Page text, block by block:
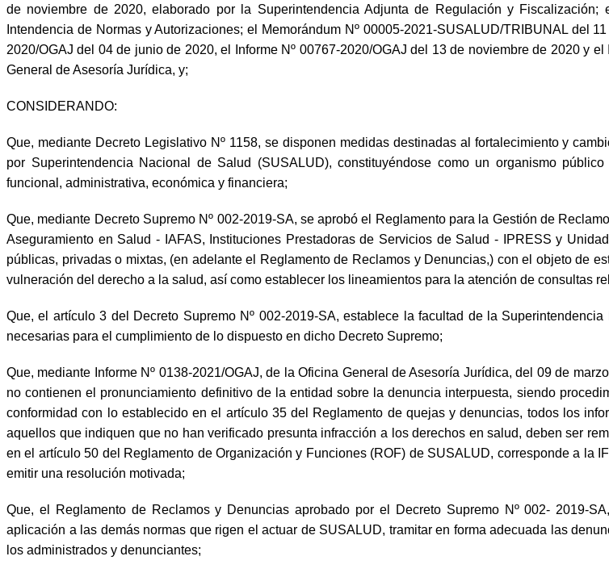
de noviembre de 2020, elaborado por la Superintendencia Adjunta de Regulación y
Intendencia de Normas y Autorizaciones; el Memorándum Nº 00005-2021-SUSALUD/TRIBUNAL del
2020/OGAJ del 04 de junio de 2020, el Informe Nº 00767-2020/OGAJ del 13 de noviembre de 2020 y
General de Asesoría Jurídica, y;
CONSIDERANDO:
Que, mediante Decreto Legislativo Nº 1158, se disponen medidas destinadas al fortalecimiento y
por Superintendencia Nacional de Salud (SUSALUD), constituyéndose como un organismo
funcional, administrativa, económica y financiera;
Que, mediante Decreto Supremo Nº 002-2019-SA, se aprobó el Reglamento para la Gestión de
Aseguramiento en Salud - IAFAS, Instituciones Prestadoras de Servicios de Salud - IPRESS y
públicas, privadas o mixtas, (en adelante el Reglamento de Reclamos y Denuncias,) con el objeto de
vulneración del derecho a la salud, así como establecer los lineamientos para la atención de consultas
Que, el artículo 3 del Decreto Supremo Nº 002-2019-SA, establece la facultad de la
necesarias para el cumplimiento de lo dispuesto en dicho Decreto Supremo;
Que, mediante Informe Nº 0138-2021/OGAJ, de la Oficina General de Asesoría Jurídica, del 09 de
no contienen el pronunciamiento definitivo de la entidad sobre la denuncia interpuesta, siendo
conformidad con lo establecido en el artículo 35 del Reglamento de quejas y denuncias, todos los
aquellos que indiquen que no han verificado presunta infracción a los derechos en salud, deben ser
en el artículo 50 del Reglamento de Organización y Funciones (ROF) de SUSALUD, corresponde a la
emitir una resolución motivada;
Que, el Reglamento de Reclamos y Denuncias aprobado por el Decreto Supremo Nº 002- 2019-
aplicación a las demás normas que rigen el actuar de SUSALUD, tramitar en forma adecuada las
los administrados y denunciantes;